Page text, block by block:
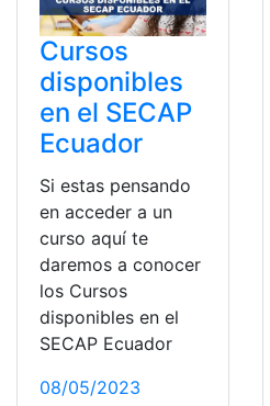
Cursos
disponibles
en el SECAP
Ecuador
Si estas pensando
en acceder a un
curso aquí te
daremos a conocer
los Cursos
disponibles en el
SECAP Ecuador
08/05/2023